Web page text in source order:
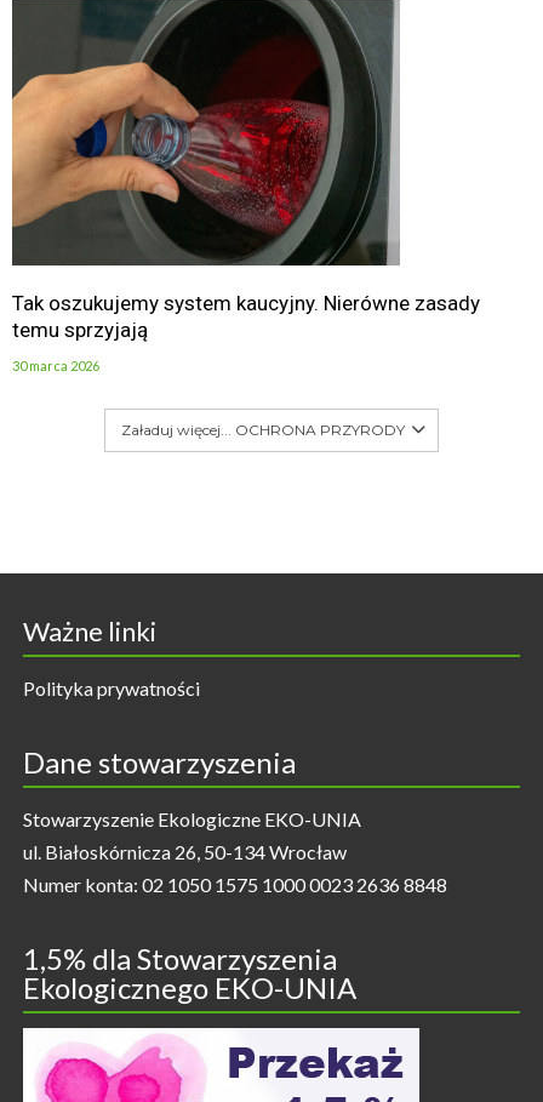
Tak oszukujemy system kaucyjny. Nierówne zasady
temu sprzyjają
30 marca 2026
Załaduj więcej... OCHRONA PRZYRODY
Ważne linki
Polityka prywatności
Dane stowarzyszenia
Stowarzyszenie Ekologiczne EKO-UNIA
ul. Białoskórnicza 26, 50-134 Wrocław
Numer konta: 02 1050 1575 1000 0023 2636 8848
1,5% dla Stowarzyszenia
Ekologicznego EKO-UNIA